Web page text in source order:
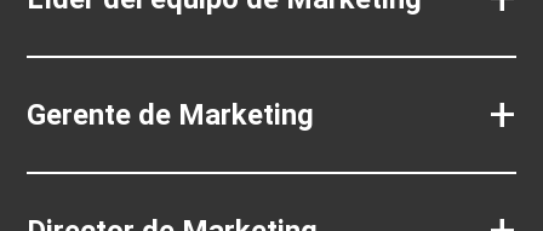
Gerente de Marketing +